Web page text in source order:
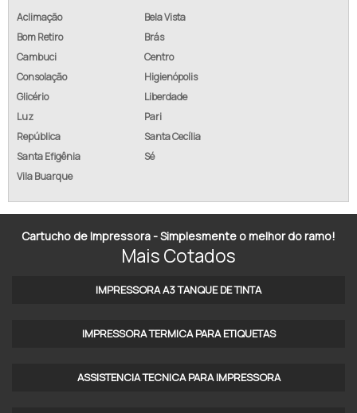
TINTA PARA PINTAR PNEUS DE BORRACHA
TINTA PARA PNEUS
TINTA PARA REFORMA DE PNEU
TINTA PARA TINGIR FIOS E CABOS
TINTA PIGMENTADA
TINTA PIGMENTADA BRANCA
TINTA PIGMENTADA IMPRESSORA
TINTA VULCANIZÁVEL
Aclimação
Bela Vista
Bom Retiro
Brás
Cambuci
Centro
Consolação
Higienópolis
Glicério
Liberdade
Luz
Pari
República
Santa Cecília
Santa Efigênia
Sé
Vila Buarque
Cartucho de Impressora - Simplesmente o melhor do ramo!
Mais Cotados
IMPRESSORA A3 TANQUE DE TINTA​
IMPRESSORA TERMICA PARA ETIQUETAS​
ASSISTENCIA TECNICA PARA IMPRESSORA